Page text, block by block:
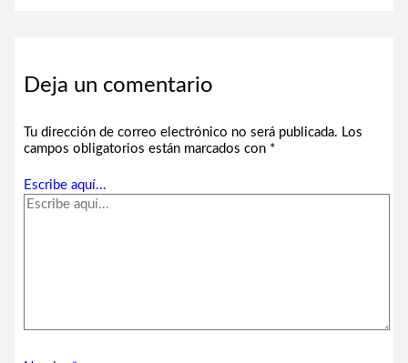
Deja un comentario
Tu dirección de correo electrónico no será publicada. Los
campos obligatorios están marcados con *
Escribe aquí...